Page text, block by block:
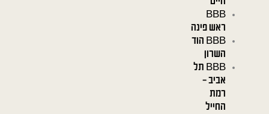
BBB
ראש פינה
BBB הוד
השרון
BBB תל
אביב –
רמת
החייל